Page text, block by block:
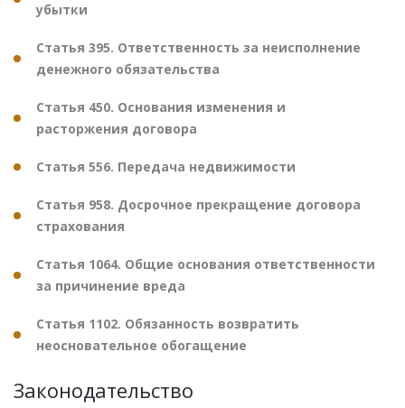
убытки
Статья 395. Ответственность за неисполнение
денежного обязательства
Статья 450. Основания изменения и
расторжения договора
Статья 556. Передача недвижимости
Статья 958. Досрочное прекращение договора
страхования
Статья 1064. Общие основания ответственности
за причинение вреда
Статья 1102. Обязанность возвратить
неосновательное обогащение
Законодательство